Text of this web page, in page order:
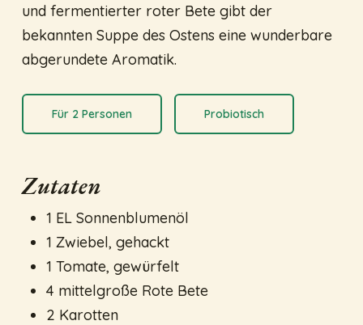
und fermentierter roter Bete gibt der
bekannten Suppe des Ostens eine wunderbare
abgerundete Aromatik.
Für 2 Personen Probiotisch
Zutaten
1 EL Sonnenblumenöl
1 Zwiebel, gehackt
1 Tomate, gewürfelt
4 mittelgroße Rote Bete
2 Karotten